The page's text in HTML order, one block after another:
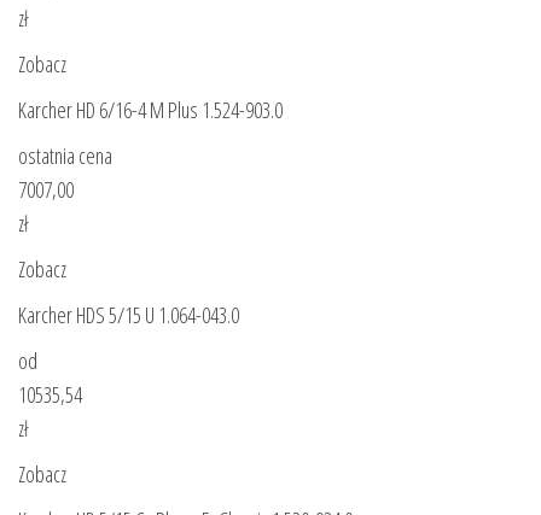
zł
Zobacz
Karcher HD 6/16-4 M Plus 1.524-903.0
ostatnia cena
7007,00
zł
Zobacz
Karcher HDS 5/15 U 1.064-043.0
od
10535,54
zł
Zobacz